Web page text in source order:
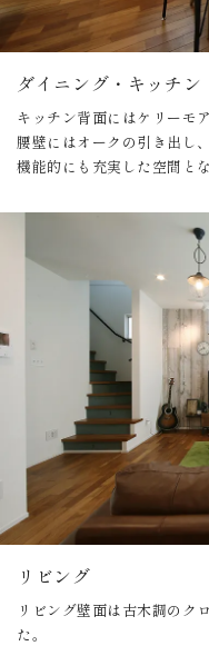
ダイニング・キッチン
キッチン背面にはケリーモ
腰壁にはオークの引き出し
機能的にも充実した空間と
リビング
リビング壁面は古木調のク
た。